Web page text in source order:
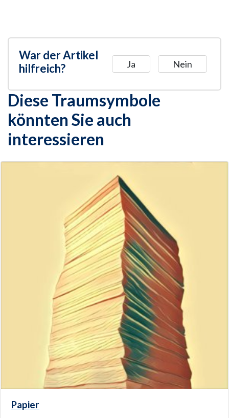
War der Artikel
hilfreich?
Ja Nein
Diese Traumsymbole
könnten Sie auch
interessieren
Papier